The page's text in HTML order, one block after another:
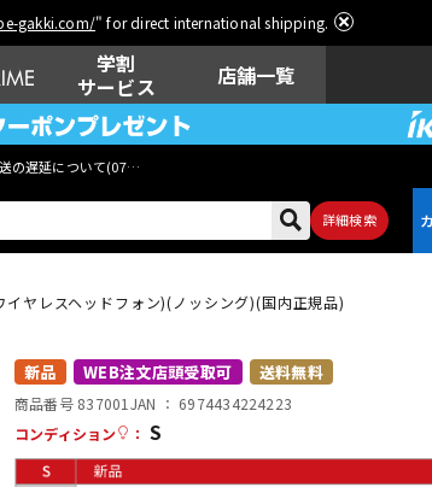
gakki.com/" for direct international shipping.
学割
サービス
店舗一覧
の遅延について(07月29日
詳細検索
その他楽器 アンプ
ヤレスヘッドフォン)(ノッシング)(国内正規品)
新品 WEB注文店頭受取可 送料無料
商品番号 837001 JAN ： 6974434224223
コンディション
： S